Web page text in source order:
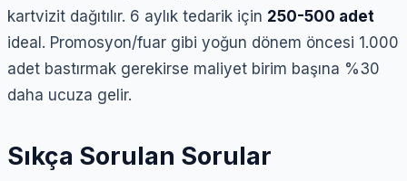
kartvizit dağıtılır. 6 aylık tedarik için 250-500 adet
ideal. Promosyon/fuar gibi yoğun dönem öncesi 1.000
adet bastırmak gerekirse maliyet birim başına %30
daha ucuza gelir.
Sıkça Sorulan Sorular